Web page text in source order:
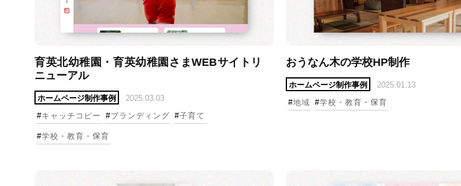
育英北幼稚園・育英幼稚園さまWEBサイトリ
ニューアル
ホームページ制作事例
2025.03.03
#キャッチコピー #ブランディング #子育て
#学校・教育・保育
おうなん木の学校HP制作
ホームページ制作事例
2025.01.13
#地域 #学校・教育・保育